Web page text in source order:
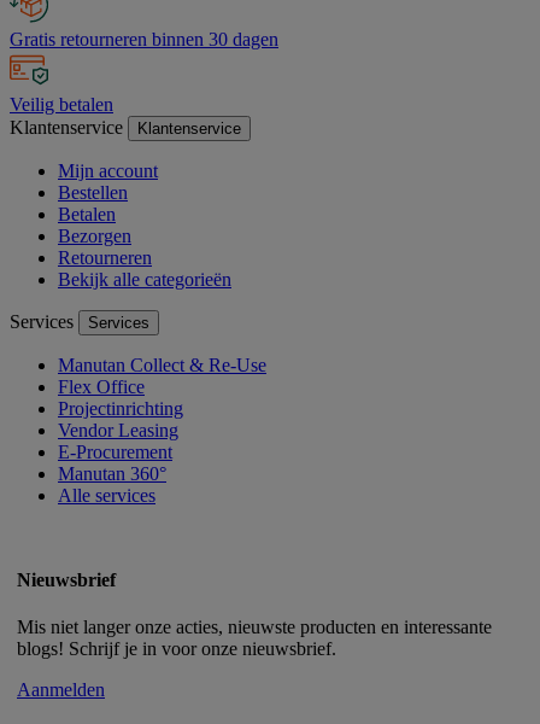
Gratis retourneren binnen 30 dagen
Veilig betalen
Klantenservice
Klantenservice
Mijn account
Bestellen
Betalen
Bezorgen
Retourneren
Bekijk alle categorieën
Services Services
Manutan Collect & Re-Use
Flex Office
Projectinrichting
Vendor Leasing
E-Procurement
Manutan 360°
Alle services
Nieuwsbrief
Mis niet langer onze acties, nieuwste producten en interessante
blogs! Schrijf je in voor onze nieuwsbrief.
Aanmelden